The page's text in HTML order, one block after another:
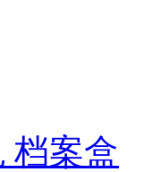
档案盒